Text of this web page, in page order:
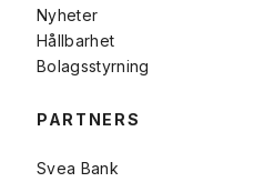
Nyheter
Hållbarhet
Bolagsstyrning
PARTNERS
Svea Bank